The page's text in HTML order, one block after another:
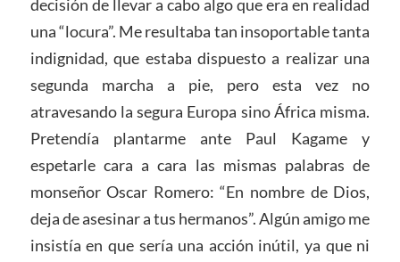
decisión de llevar a cabo algo que era en realidad
una “locura”. Me resultaba tan insoportable tanta
indignidad, que estaba dispuesto a realizar una
segunda marcha a pie, pero esta vez no
atravesando la segura Europa sino África misma.
Pretendía plantarme ante Paul Kagame y
espetarle cara a cara las mismas palabras de
monseñor Oscar Romero: “En nombre de Dios,
deja de asesinar a tus hermanos”. Algún amigo me
insistía en que sería una acción inútil, ya que ni